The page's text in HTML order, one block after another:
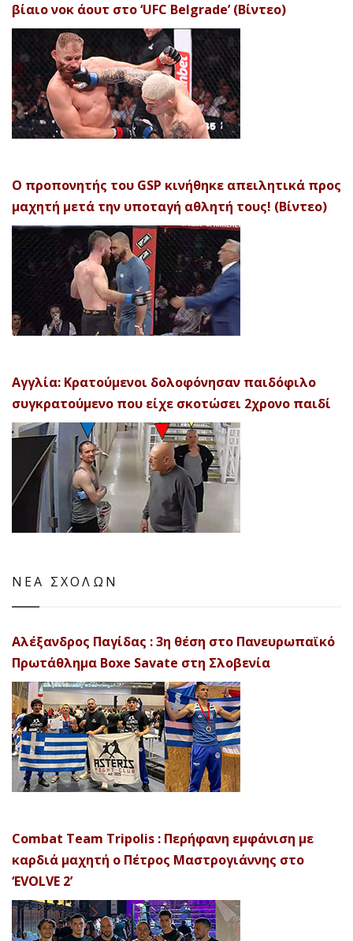
βίαιο νοκ άουτ στο ‘UFC Belgrade’ (Βίντεο)
Ο προπονητής του GSP κινήθηκε απειλητικά προς
μαχητή μετά την υποταγή αθλητή τους! (Βίντεο)
Αγγλία: Κρατούμενοι δολοφόνησαν παιδόφιλο
συγκρατούμενο που είχε σκοτώσει 2χρονο παιδί
ΝΕΑ ΣΧΟΛΩΝ
Αλέξανδρος Παγίδας : 3η θέση στο Πανευρωπαϊκό
Πρωτάθλημα Boxe Savate στη Σλοβενία
Combat Team Tripolis : Περήφανη εμφάνιση με
καρδιά μαχητή ο Πέτρος Μαστρογιάννης στο
‘EVOLVE 2’